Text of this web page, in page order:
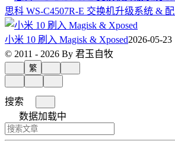
思科 WS-C4507R-E 交换机升级系统 &
小米 10 刷入 Magisk & Xposed2026-05-23
© 2011 - 2026 By 君玉自牧
繁
搜索
数据加载中